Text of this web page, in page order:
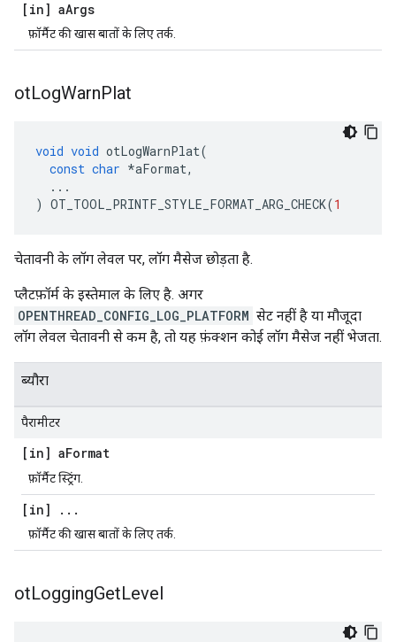
[in] aArgs
फ़ॉर्मैट की खास बातों के लिए तर्क.
otLogWarnPlat
void void otLogWarnPlat(
const char *aFormat,
...
) OT_TOOL_PRINTF_STYLE_FORMAT_ARG_CHECK(1
चेतावनी के लॉग लेवल पर, लॉग मैसेज छोड़ता है.
प्लैटफ़ॉर्म के इस्तेमाल के लिए है. अगर
OPENTHREAD_CONFIG_LOG_PLATFORM सेट नहीं है या मौजूदा
लॉग लेवल चेतावनी से कम है, तो यह फ़ंक्शन कोई लॉग मैसेज नहीं भेजता.
ब्यौरा
पैरामीटर
[in] aFormat
फ़ॉर्मैट स्ट्रिंग.
[in] . . .
फ़ॉर्मैट की खास बातों के लिए तर्क.
otLoggingGetLevel